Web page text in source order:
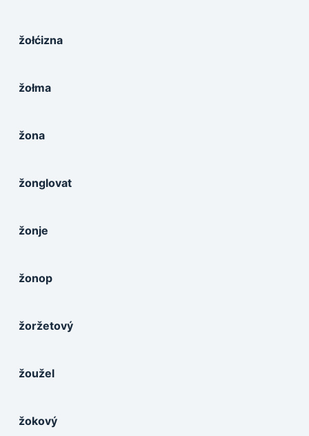
žołćizna
žołma
žona
žonglovat
žonje
žonop
žoržetový
žoužel
žokový